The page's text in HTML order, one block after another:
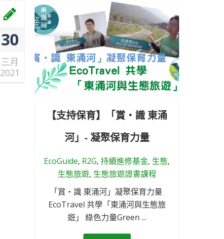
30
三月
2021
【支持保育】「賞‧識 東涌
河」- 凝聚保育力量
EcoGuide, R2G,持續進修基金,生態,
生態旅遊, 生態旅遊證書課程
「賞‧識 東涌河」凝聚保育力量
EcoTravel 共學「東涌河與生態旅
遊」 綠色力量Green ...